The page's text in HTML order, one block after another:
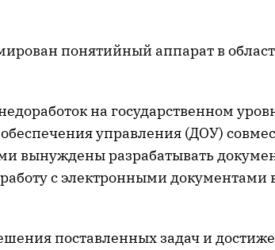
понятийный аппарат в
на государственном
управления (ДОУ)
вынуждены разрабатывать
с электронными документами
поставленных задач и